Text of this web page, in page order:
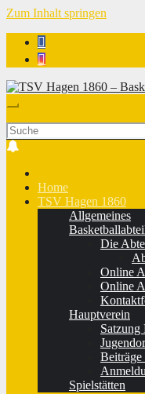
Zum Inhalt springen
Home
TSV Hagen 1860
Allgemeines
Die
Online
Online
Hauptverein
Satzung
Beiträge
Spielstätten